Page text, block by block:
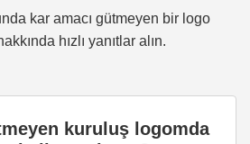
kar amacı gütmeyen bir logo
hızlı yanıtlar alın.
kuruluş logomda